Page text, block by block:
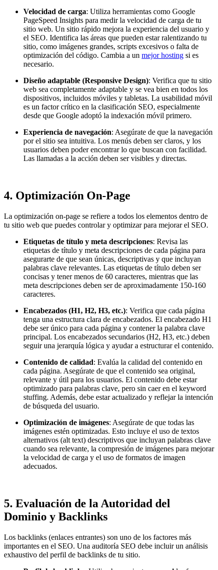
Velocidad de carga: Utiliza herramientas como Google
PageSpeed Insights para medir la velocidad de carga de tu
sitio web. Un sitio rápido mejora la experiencia del usuario y
el SEO. Identifica las áreas que pueden estar ralentizando tu
sitio, como imágenes grandes, scripts excesivos o falta de
optimización del código. Cambia a un mejor hosting si es
necesario.
Diseño adaptable (Responsive Design): Verifica que tu sitio
web sea completamente adaptable y se vea bien en todos los
dispositivos, incluidos móviles y tabletas. La usabilidad móvil
es un factor crítico en la clasificación SEO, especialmente
desde que Google adoptó la indexación móvil primero.
Experiencia de navegación: Asegúrate de que la navegación
por el sitio sea intuitiva. Los menús deben ser claros, y los
usuarios deben poder encontrar lo que buscan con facilidad.
Las llamadas a la acción deben ser visibles y directas.
4. Optimización On-Page
La optimización on-page se refiere a todos los elementos dentro de
tu sitio web que puedes controlar y optimizar para mejorar el SEO.
Etiquetas de título y meta descripciones: Revisa las
etiquetas de título y meta descripciones de cada página para
asegurarte de que sean únicas, descriptivas y que incluyan
palabras clave relevantes. Las etiquetas de título deben ser
concisas y tener menos de 60 caracteres, mientras que las
meta descripciones deben ser de aproximadamente 150-160
caracteres.
Encabezados (H1, H2, H3, etc.): Verifica que cada página
tenga una estructura clara de encabezados. El encabezado H1
debe ser único para cada página y contener la palabra clave
principal. Los encabezados secundarios (H2, H3, etc.) deben
seguir una jerarquía lógica y ayudar a estructurar el contenido.
Contenido de calidad: Evalúa la calidad del contenido en
cada página. Asegúrate de que el contenido sea original,
relevante y útil para los usuarios. El contenido debe estar
optimizado para palabras clave, pero sin caer en el keyword
stuffing. Además, debe estar actualizado y reflejar la intención
de búsqueda del usuario.
Optimización de imágenes: Asegúrate de que todas las
imágenes estén optimizadas. Esto incluye el uso de textos
alternativos (alt text) descriptivos que incluyan palabras clave
cuando sea relevante, la compresión de imágenes para mejorar
la velocidad de carga y el uso de formatos de imagen
adecuados.
5. Evaluación de la Autoridad del
Dominio y Backlinks
Los backlinks (enlaces entrantes) son uno de los factores más
importantes en el SEO. Una auditoría SEO debe incluir un análisis
exhaustivo del perfil de backlinks de tu sitio.